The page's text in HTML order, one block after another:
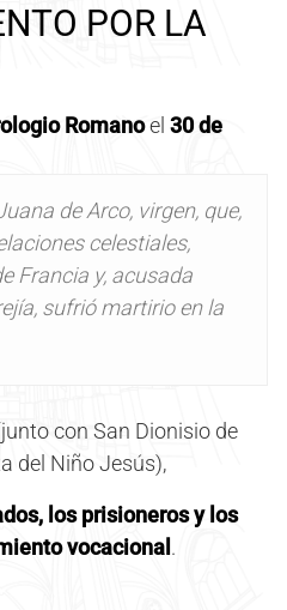
POR LA
Romanoel 30 de
de Arco, virgen, que,
celestiales,
Francia y, acusada
sufrió martirio en la
con San Dionisio de
del Niño Jesús),
los prisioneros y los
vocacional.